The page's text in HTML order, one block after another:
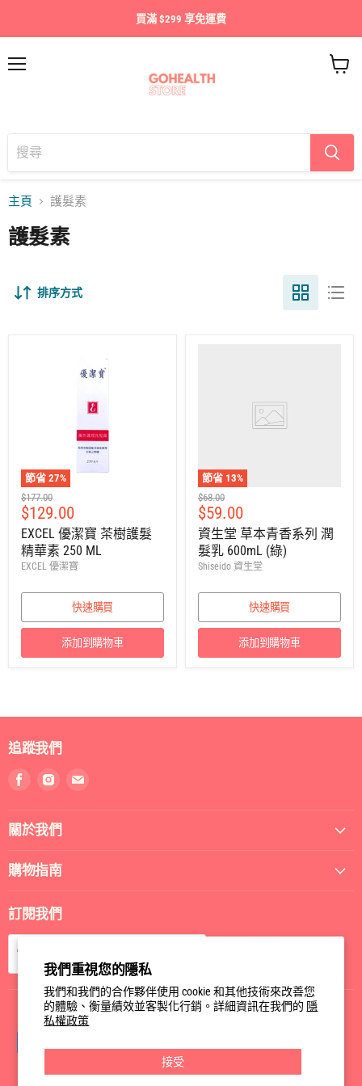
我們重視您的隱私
我們和我們的合作夥伴使用 cookie 和其他技術來改善您
的體驗、衡量績效並客製化行銷。詳細資訊在我們的 隱
私權政策
接受
買滿 $299 享免運費
車
主頁 護髮素
護髮素
排序方式
節省 27%
建
議
零
售
價
$177.00
售
價
$129.00
EXCEL 優潔寶 茶樹護髮
精華素 250 ML
EXCEL 優潔寶
快速購買
添加到購物車
節省 13%
建
議
零
售
價
$68.00
售
價
$59.00
資生堂 草本青香系列 潤
髮乳 600mL (綠)
Shiseido 資生堂
快速購買
添加到購物車
追蹤我們
們
們
關於我們
購物指南
訂閱我們
電郵